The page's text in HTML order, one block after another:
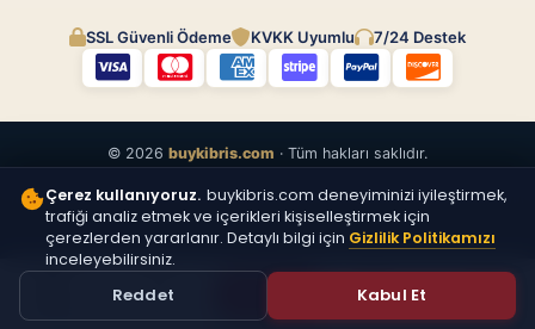
SSL Güvenli Ödeme KVKK Uyumlu 7/24 Destek
© 2026 buykibris.com · Tüm hakları saklıdır.
Çerez kullanıyoruz. buykibris.com deneyiminizi iyileştirmek,
trafiği analiz etmek ve içerikleri kişiselleştirmek için
çerezlerden yararlanır. Detaylı bilgi için Gizlilik Politikamızı
inceleyebilirsiniz.
Reddet Kabul Et